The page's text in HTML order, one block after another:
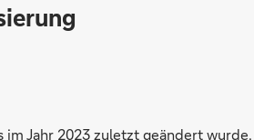
im Jahr 2023 zuletzt geändert